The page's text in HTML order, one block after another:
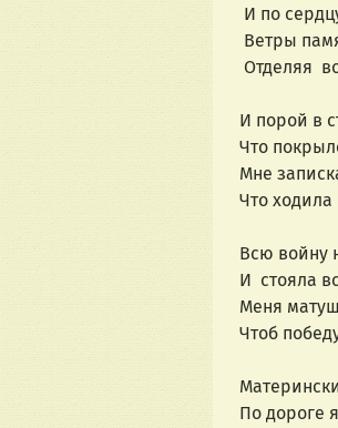
И по
Ветры
Отделяя
И порой в
Что
Мне
Что ходила
Всю войну
И стояла
Меня
Чтоб
По дороге